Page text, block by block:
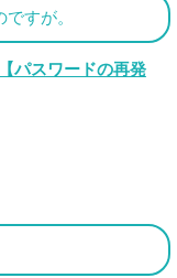
すが。
【パスワードの再発